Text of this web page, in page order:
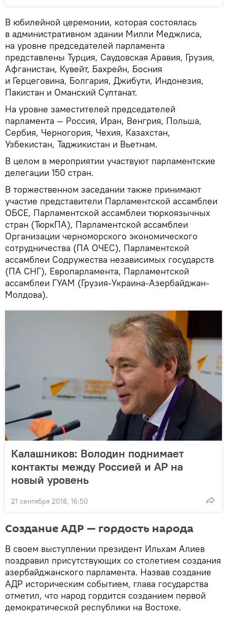
В юбилейной церемонии, которая состоялась
в административном здании Милли Меджлиса,
на уровне председателей парламента
представлены Турция, Саудовская Аравия, Грузия,
Афганистан, Кувейт, Бахрейн, Босния
и Герцеговина, Болгария, Джибути, Индонезия,
Пакистан и Оманский Султанат.
На уровне заместителей председателей
парламента — Россия, Иран, Венгрия, Польша,
Сербия, Черногория, Чехия, Казахстан,
Узбекистан, Таджикистан и Вьетнам.
В целом в мероприятии участвуют парламентские
делегации 150 стран.
В торжественном заседании также принимают
участие представители Парламентской ассамблеи
ОБСЕ, Парламентской ассамблеи тюркоязычных
стран (ТюркПА), Парламентской ассамблеи
Организации черноморского экономического
сотрудничества (ПА ОЧЕС), Парламентской
ассамблеи Содружества независимых государств
(ПА СНГ), Европарламента, Парламентской
ассамблеи ГУАМ (Грузия-Украина-Азербайджан-
Молдова).
Калашников: Володин поднимает
контакты между Россией и АР на
новый уровень
21 сентября 2018, 16:50
Создание АДР — гордость народа
В своем выступлении президент Ильхам Алиев
поздравил присутствующих со столетием создания
азербайджанского парламента. Назвав создание
AДР историческим событием, глава государства
отметил, что народ гордится созданием первой
демократической республики на Востоке.